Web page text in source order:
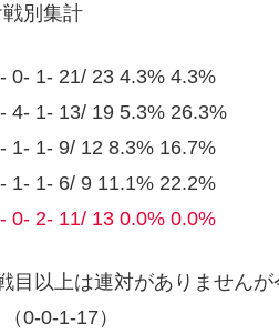
別集計
0- 1- 21/ 23 4.3% 4.3%
4- 1- 13/ 19 5.3% 26.3%
1- 1- 9/ 12 8.3% 16.7%
1- 1- 6/ 9 11.1% 22.2%
0- 2- 11/ 13 0.0% 0.0%
目以上は連対がありません
0-0-1-17）